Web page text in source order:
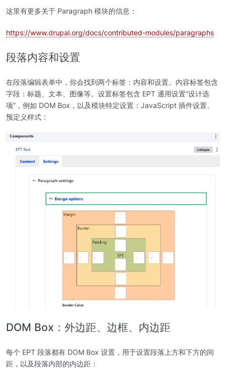
这里有更多关于 Paragraph 模块的信息：
https://www.drupal.org/docs/contributed-modules/paragraphs
段落内容和设置
在段落编辑表单中，你会找到两个标签：内容和设置。内容标签包含
字段：标题、文本、图像等。设置标签包含 EPT 通用设置“设计选
项”，例如 DOM Box，以及模块特定设置：JavaScript 插件设置、
预定义样式：
DOM Box：外边距、边框、内边距
每个 EPT 段落都有 DOM Box 设置，用于设置段落上方和下方的间
距，以及段落内部的内边距：